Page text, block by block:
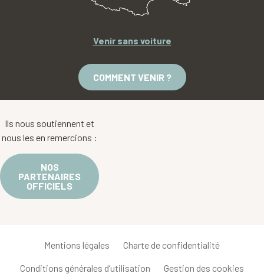
Venir sans voiture
COMMENT VENIR ?
Ils nous soutiennent et
nous les en remercions :
NOS
PARTENAIRES
OFFICIELS
Mentions légales Charte de confidentialité
Conditions générales d’utilisation Gestion des cookies